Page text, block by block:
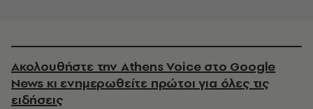
Ακολουθήστε την Athens Voice στο Google
News κι ενημερωθείτε πρώτοι για όλες τις
ειδήσεις